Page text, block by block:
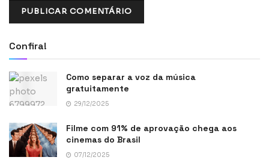
Confira!
Como separar a voz da música
gratuitamente
29/12/2025
Filme com 91% de aprovação chega aos
cinemas do Brasil
07/12/2025